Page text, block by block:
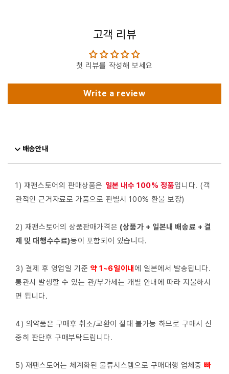
고객 리뷰
첫 리뷰를 작성해 보세요
Write a review
배송안내
1) 재팬스토어의 판매상품은 일본 내수 100% 정품입니다. (객
관적인 근거자료로 가품으로 판별시 100% 환불 보장)
2) 재팬스토어의 상품판매가격은 (상품가 + 일본내 배송료 + 결
제 및 대행수수료)등이 포함되어 있습니다.
3) 결제 후 영업일 기준 약 1~6일이내 에 일본에서 발송됩니다.
통관시 발생할 수 있는 관/부가세는 개별 안내에 따라 지불하시
면 됩니다.
4) 의약품은 구매후 취소/교환이 절대 불가능 하므로 구매시 신
중히 판단후 구매부탁드립니다.
5) 재팬스토어는 체계화된 물류시스템으로 구매대행 업체중빠